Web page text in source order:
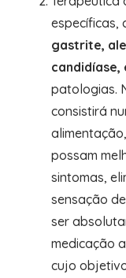
específicas,
gastrite,
patologias.
consistirá
possam
sintomas,
sensação
ser
medicação
cujo